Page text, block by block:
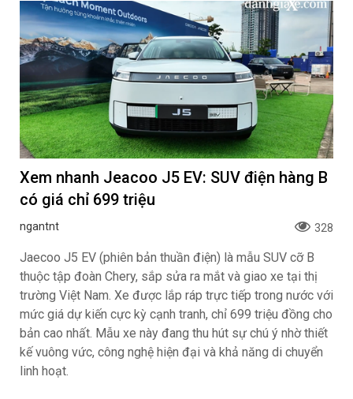
Xem nhanh Jeacoo J5 EV: SUV điện hàng B
có giá chỉ 699 triệu
ngantnt 328
Jaecoo J5 EV (phiên bản thuần điện) là mẫu SUV cỡ B
thuộc tập đoàn Chery, sắp sửa ra mắt và giao xe tại thị
trường Việt Nam. Xe được lắp ráp trực tiếp trong nước với
mức giá dự kiến cực kỳ cạnh tranh, chỉ 699 triệu đồng cho
bản cao nhất. Mẫu xe này đang thu hút sự chú ý nhờ thiết
kế vuông vức, công nghệ hiện đại và khả năng di chuyển
linh hoạt.